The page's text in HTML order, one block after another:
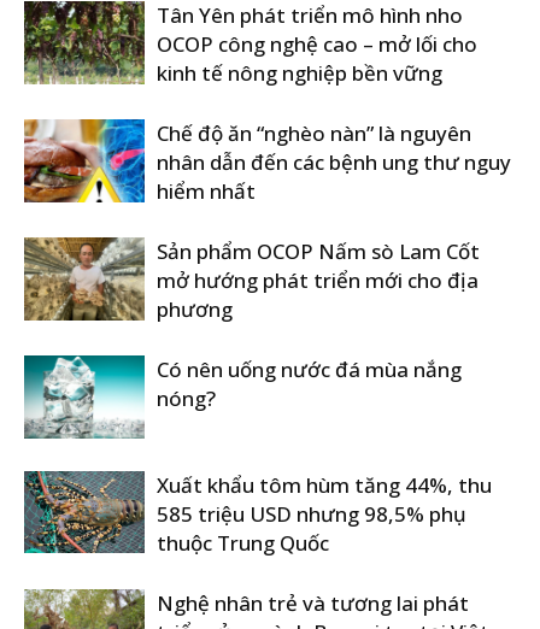
Tân Yên phát triển mô hình nho
OCOP công nghệ cao – mở lối cho
kinh tế nông nghiệp bền vững
Chế độ ăn “nghèo nàn” là nguyên
nhân dẫn đến các bệnh ung thư nguy
hiểm nhất
Sản phẩm OCOP Nấm sò Lam Cốt
mở hướng phát triển mới cho địa
phương
Có nên uống nước đá mùa nắng
nóng?
Xuất khẩu tôm hùm tăng 44%, thu
585 triệu USD nhưng 98,5% phụ
thuộc Trung Quốc
Nghệ nhân trẻ và tương lai phát